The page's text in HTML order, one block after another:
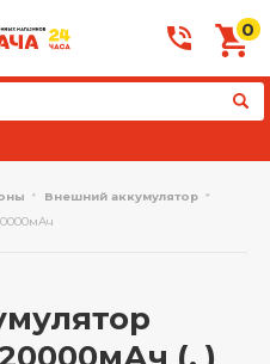
0
Внешний аккумулятор